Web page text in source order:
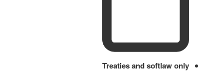
Treaties and softlaw only